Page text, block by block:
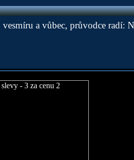
a vůbec, průvodce radí: